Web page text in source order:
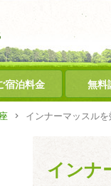
宿泊料金 無料
インナーマッスル
インナ